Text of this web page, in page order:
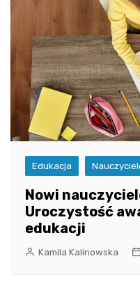
Edukacja
Nowi
Uroczystość
edukacji
Kamila Kalinowska